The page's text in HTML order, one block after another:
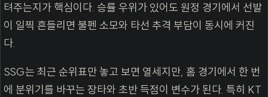
텨주는지가 핵심이다. 승률 우위가 있어도 원정 경기에서 선발
이 일찍 흔들리면 불펜 소모와 타선 추격 부담이 동시에 커진
다.
SSG는 최근 순위표만 놓고 보면 열세지만, 홈 경기에서 한 번
에 분위기를 바꾸는 장타와 초반 득점이 변수가 된다. 특히 KT